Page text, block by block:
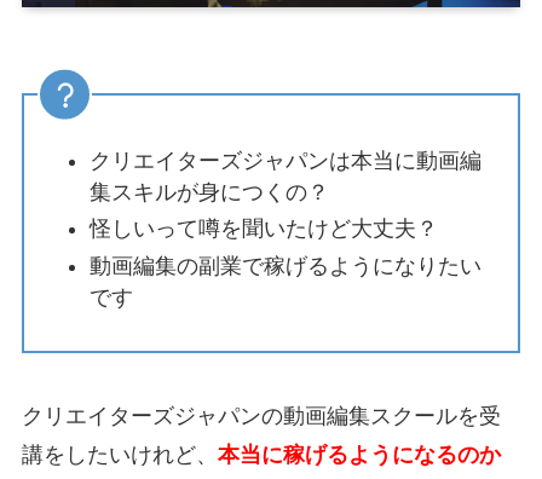
クリエイターズジャパンは本当に動画編
集スキルが身につくの？
怪しいって噂を聞いたけど大丈夫？
動画編集の副業で稼げるようになりたい
です
クリエイターズジャパンの動画編集スクールを受
講をしたいけれど、 本当に稼げるようになるのか